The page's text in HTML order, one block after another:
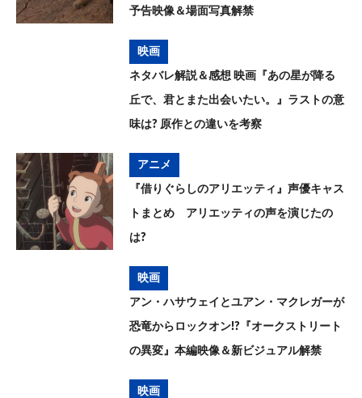
予告映像＆場面写真解禁
映画
ネタバレ解説＆感想 映画『あの星が降る
丘で、君とまた出会いたい。』ラストの意
味は? 原作との違いを考察
アニメ
『借りぐらしのアリエッティ』声優キャス
トまとめ アリエッティの声を演じたの
は?
映画
アン・ハサウェイとユアン・マクレガーが
恐竜からロックオン!?『オークストリート
の異変』本編映像＆新ビジュアル解禁
映画